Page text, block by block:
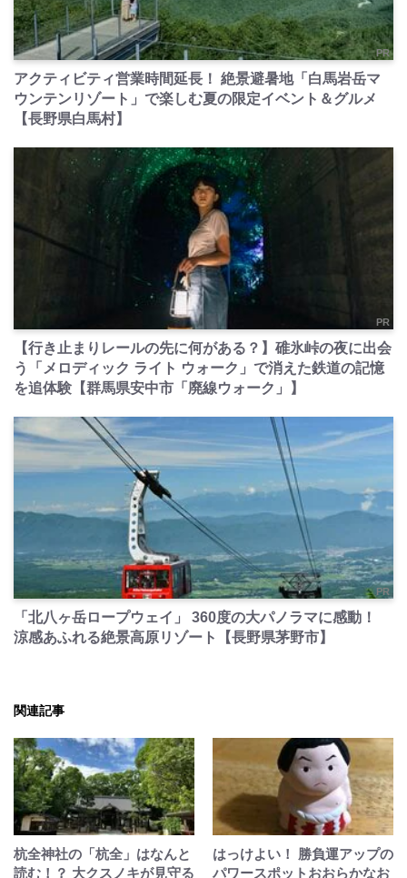
PR
アクティビティ営業時間延長！ 絶景避暑地「白馬岩岳マ
ウンテンリゾート」で楽しむ夏の限定イベント＆グルメ
【長野県白馬村】
PR
【行き止まりレールの先に何がある？】碓氷峠の夜に出会
う「メロディック ライト ウォーク」で消えた鉄道の記憶
を追体験【群馬県安中市「廃線ウォーク」】
PR
「北八ヶ岳ロープウェイ」 360度の大パノラマに感動！
涼感あふれる絶景高原リゾート【長野県茅野市】
関連記事
杭全神社の「杭全」はなんと
読む！？ 大クスノキが見守る
はっけよい！ 勝負運アップの
パワースポットおおらかなお